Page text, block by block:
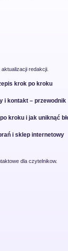
redakcji.
krok po kroku
i kontakt – przewodnik
kroku i jak uniknąć
i sklep internetowy
dla czytelnikow.